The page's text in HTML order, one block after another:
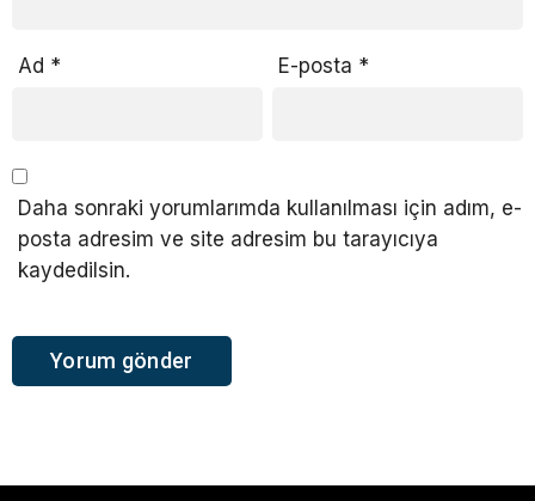
Ad * E-posta *
Daha sonraki yorumlarımda kullanılması için adım, e-
posta adresim ve site adresim bu tarayıcıya
kaydedilsin.